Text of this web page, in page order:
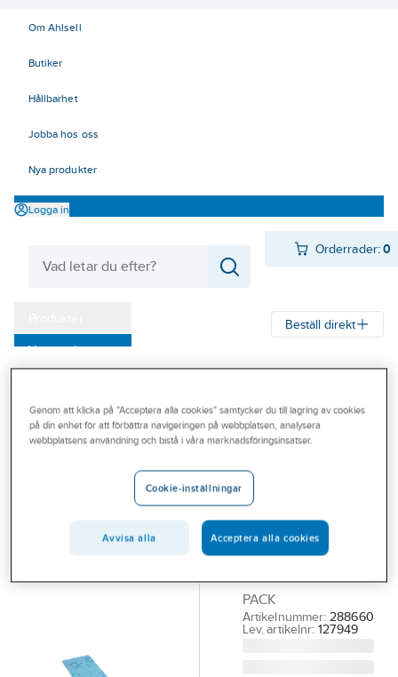
Om Ahlsell
Butiker
Hållbarhet
Jobba hos oss
Nya produkter
Logga in
Orderrader:0
Varumärken
Outlet
Branscher
Beställ direkt
VILEDA
Fresh
WETTEXDUK SOFT &
FRESH BLÅ
250X360MM 10-
PACK
Artikelnummer: 288660
Lev. artikelnr: 127949
Genom att klicka på "Acceptera alla cookies" samtycker du till lagring av cookies
på din enhet för att förbättra navigeringen på webbplatsen, analysera
webbplatsens användning och bistå i våra marknadsföringsinsatser.
Cookie-inställningar
Avvisa alla Acceptera alla cookies